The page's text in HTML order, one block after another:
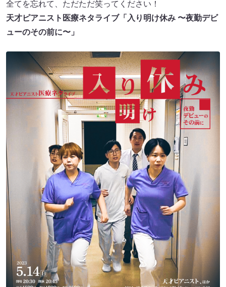
全てを忘れて、ただただ笑ってください！
天才ピアニスト医療ネタライブ「⼊り明け休み 〜夜勤デビ
ューのその前に〜」